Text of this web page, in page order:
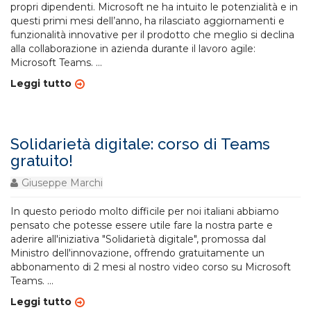
propri dipendenti. Microsoft ne ha intuito le potenzialità e in
questi primi mesi dell’anno, ha rilasciato aggiornamenti e
funzionalità innovative per il prodotto che meglio si declina
alla collaborazione in azienda durante il lavoro agile:
Microsoft Teams. ...
Leggi tutto
Solidarietà digitale: corso di Teams
gratuito!
Giuseppe Marchi
In questo periodo molto difficile per noi italiani abbiamo
pensato che potesse essere utile fare la nostra parte e
aderire all'iniziativa "Solidarietà digitale", promossa dal
Ministro dell'innovazione, offrendo gratuitamente un
abbonamento di 2 mesi al nostro video corso su Microsoft
Teams. ...
Leggi tutto